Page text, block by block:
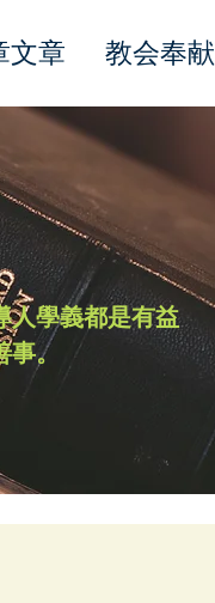
文章 教会奉献
Featured Posts
人學義都是有益
。